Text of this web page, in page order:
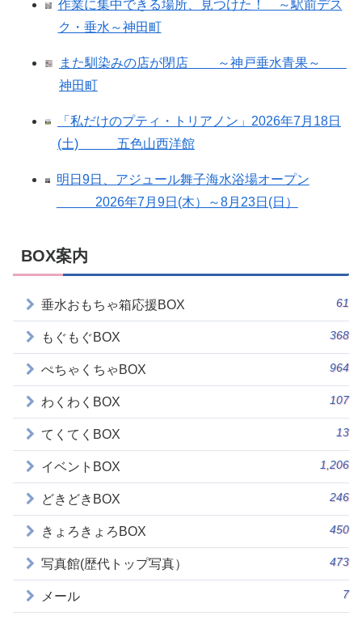
作業に集中できる場所、見つけた！ ～駅前デス
ク・垂水～神田町
また馴染みの店が閉店 ～神戸垂水青果～
神田町
「私だけのプティ・トリアノン」2026年7月18日
(土) 五色山西洋館
明日9日、アジュール舞子海水浴場オープン
2026年7月9日(木）～8月23日(日）
BOX案内
垂水おもちゃ箱応援BOX 61
もぐもぐBOX 368
ぺちゃくちゃBOX 964
わくわくBOX 107
てくてくBOX 13
イベントBOX 1,206
どきどきBOX 246
きょろきょろBOX 450
写真館(歴代トップ写真） 473
メール 7